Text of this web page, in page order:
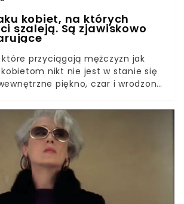
kobiet, na których
szaleją. Są zjawiskowo
które przyciągają mężczyzn jak
nikt nie jest w stanie się
piękno, czar i wrodzony
czy jesteś jednym z czterech
które jak nikt inny potrafią
gust to kwestia
cztery znaki zodiaku posiadają
płeć przeciwna nie jest w stanie
urodzone w tych miesiącach
siebie niezwykłą aurę, która
jak magnes.